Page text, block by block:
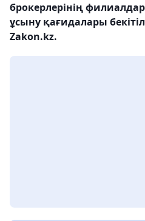
брокерлерінің
ұсыну қағидалары
Zakon.kz.